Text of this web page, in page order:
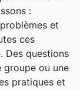
:
et
ces
Des questions
groupe ou une
pratiques et